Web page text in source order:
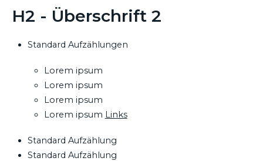
H2 - Überschrift 2
Standard Aufzählungen
Lorem ipsum
Lorem ipsum
Lorem ipsum
Lorem ipsum Links
Standard Aufzählung
Standard Aufzählung